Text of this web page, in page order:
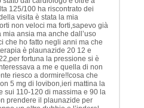
125/100 ha riscontrato dei
visita è stata la mia
non veloci ma forti,sapevo già
ansia ma anche dall’uso
che ho fatto negli anni ma che
è plaunazide 20 12 e
fortuna la pressione si è
a me e quella di non
riesco a dormire!!cosa che
5 mg di lovibon,ieri mattina la
sui 110-120 di massima e 90 la
prendere il plaunazide per